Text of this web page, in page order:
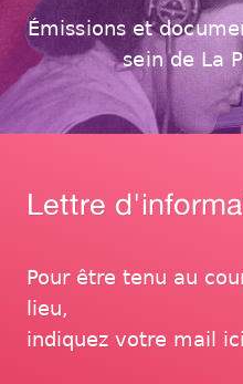
Émissions et
sein de La
Lettre
Pour être tenu au
lieu,
indiquez votre mail